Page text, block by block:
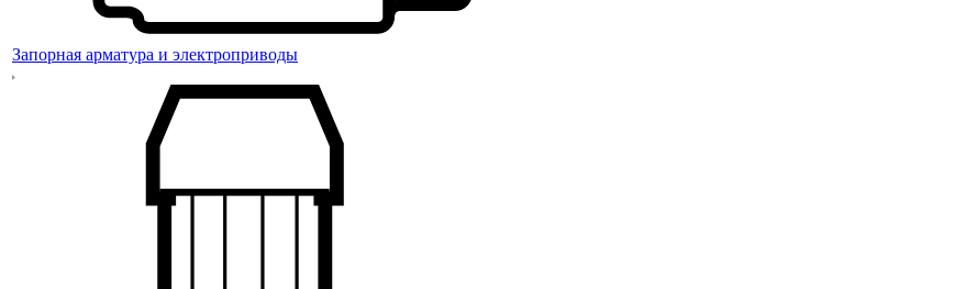
Запорная арматура и электроприводы